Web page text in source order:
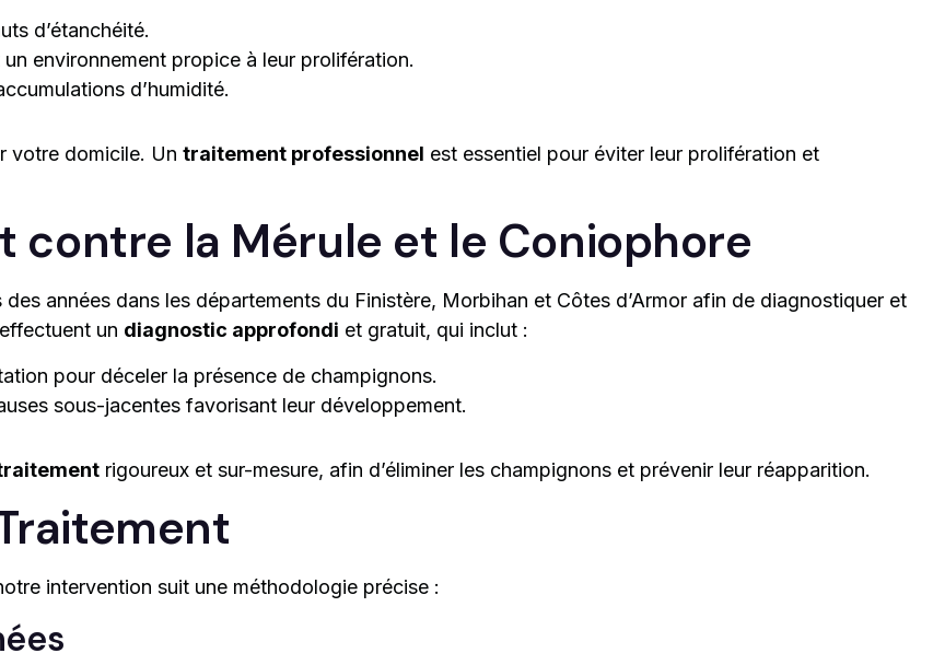
d’étanchéité.
environnement propice à leur prolifération.
d’humidité.
votre domicile. Un traitement professionnel est essentiel pour éviter leur prolifération et
contre la Mérule et le Coniophore
années dans les départements du Finistère, Morbihan et Côtes d’Armor afin de diagnostiquer et
un diagnostic approfondi et gratuit, qui inclut :
pour déceler la présence de champignons.
sous-jacentes favorisant leur développement.
rigoureux et sur-mesure, afin d’éliminer les champignons et prévenir leur réapparition.
intervention suit une méthodologie précise :